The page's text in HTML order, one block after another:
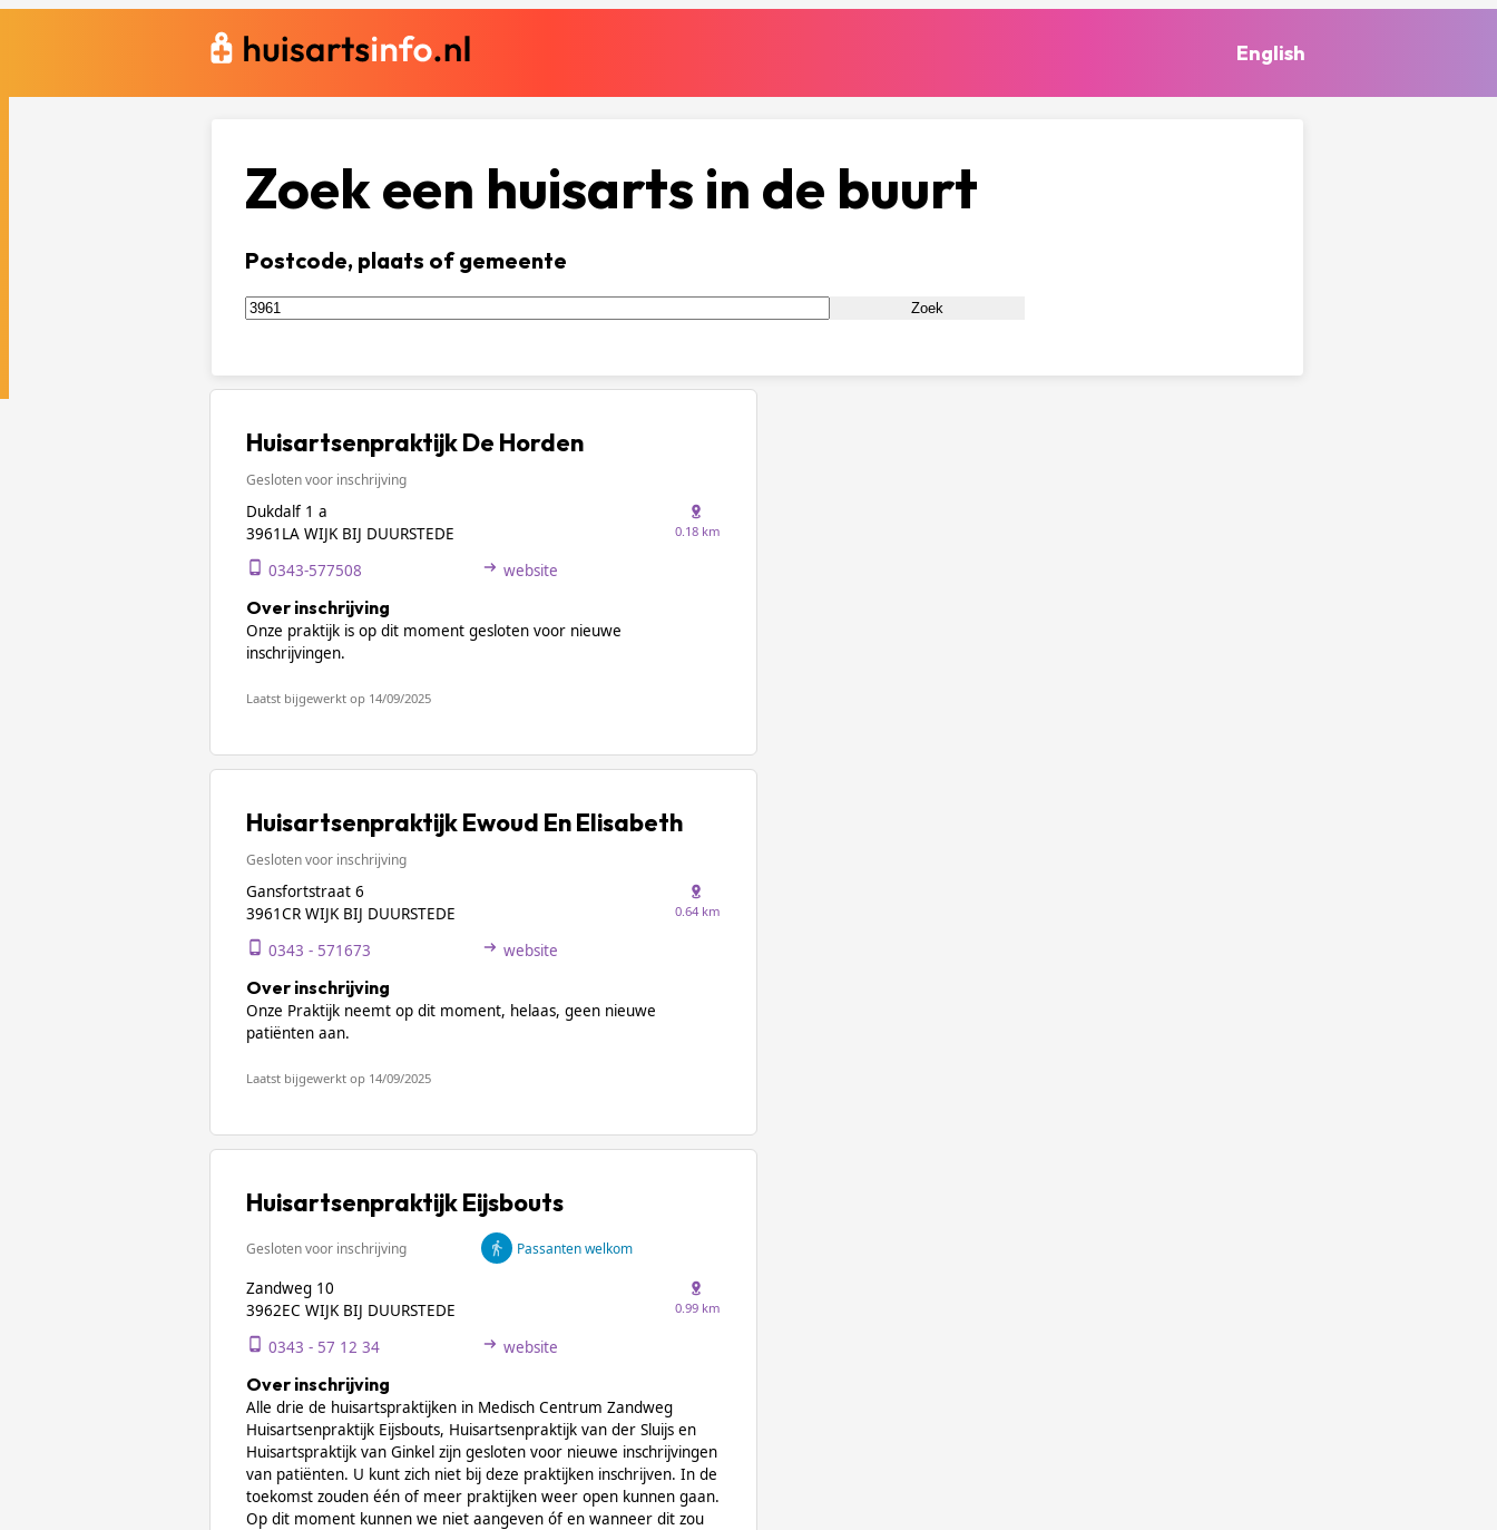
English
Zoek een huisarts in de buurt
Postcode, plaats of gemeente
Zoek
Huisartsenpraktijk De Horden
Gesloten voor inschrijving
Dukdalf 1 a
3961LA WIJK BIJ DUURSTEDE
0.18 km
0343-577508 website
Over inschrijving
Onze praktijk is op dit moment gesloten voor nieuwe
inschrijvingen.
Laatst bijgewerkt op 14/09/2025
Huisartsenpraktijk Ewoud En Elisabeth
Gesloten voor inschrijving
Gansfortstraat 6
3961CR WIJK BIJ DUURSTEDE
0.64 km
0343 - 571673 website
Over inschrijving
Onze Praktijk neemt op dit moment, helaas, geen nieuwe
patiënten aan.
Laatst bijgewerkt op 14/09/2025
Huisartsenpraktijk Eijsbouts
Gesloten voor inschrijving Passanten welkom
Zandweg 10
3962EC WIJK BIJ DUURSTEDE
0.99 km
0343 - 57 12 34 website
Over inschrijving
Alle drie de huisartspraktijken in Medisch Centrum Zandweg
Huisartsenpraktijk Eijsbouts, Huisartsenpraktijk van der Sluijs en
Huisartspraktijk van Ginkel zijn gesloten voor nieuwe inschrijvingen
van patiënten. U kunt zich niet bij deze praktijken inschrijven. In de
toekomst zouden één of meer praktijken weer open kunnen gaan.
Op dit moment kunnen we niet aangeven óf en wanneer dit zou